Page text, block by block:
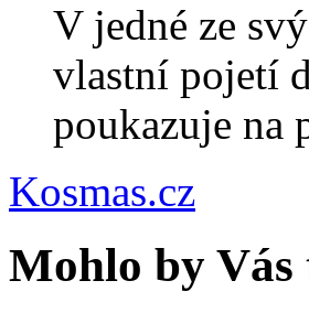
V jedné ze
vlastní pojetí
poukazuje na
Kosmas.cz
Mohlo by